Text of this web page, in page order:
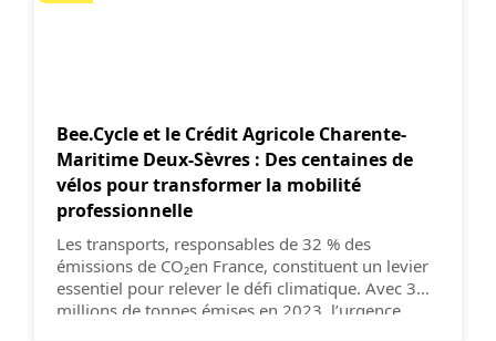
Bee.Cycle et le Crédit Agricole Charente-
Maritime Deux-Sèvres : Des centaines de
vélos pour transformer la mobilité
professionnelle
Les transports, responsables de 32 % des
émissions de CO₂en France, constituent un levier
essentiel pour relever le défi climatique. Avec 385
millions de tonnes émises en 2023, l’urgence